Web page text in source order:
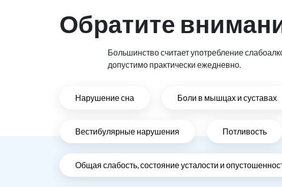
Обратите
Большинство считает употребление
допустимо практически ежедневно.
Нарушение сна Боли в мышцах и суставах
Вестибулярные нарушения Потливость
Общая слабость, состояние усталости и